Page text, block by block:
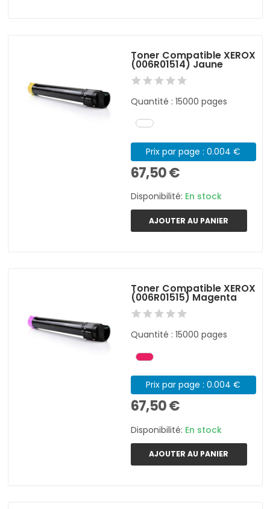
Toner Compatible XEROX
(006R01514) Jaune
Quantité : 15000 pages
Prix par page : 0.004 €
67,50 €
Disponibilité: En stock
AJOUTER AU PANIER
Toner Compatible XEROX
(006R01515) Magenta
Quantité : 15000 pages
Prix par page : 0.004 €
67,50 €
Disponibilité: En stock
AJOUTER AU PANIER